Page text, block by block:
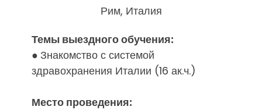
Рим, ​​​Италия
Темы выездного обучения:
● Знакомство с системой
здравохранения Италии (16 ак.ч.)
Место проведения: